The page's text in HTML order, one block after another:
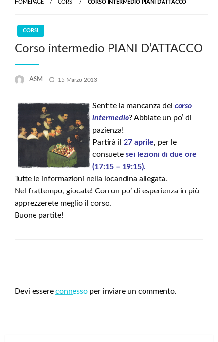
HOMEPAGE CORSI CORSO INTERMEDIO PIANI D’ATTACCO
CORSI
Corso intermedio PIANI D’ATTACCO
ASM
Posted
15 Marzo 2013
Sentite la mancanza del corso
intermedio? Abbiate un po’ di
pazienza!
Partirà il 27 aprile, per le
consuete sei lezioni di due ore
(17:15 – 19:15).
Tutte le informazioni nella locandina allegata.
Nel frattempo, giocate! Con un po’ di esperienza in più
apprezzerete meglio il corso.
Buone partite!
Devi essere connesso per inviare un commento.